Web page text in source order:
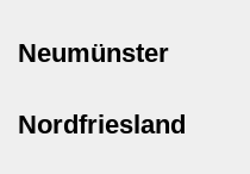
Neumünster
Nordfriesland